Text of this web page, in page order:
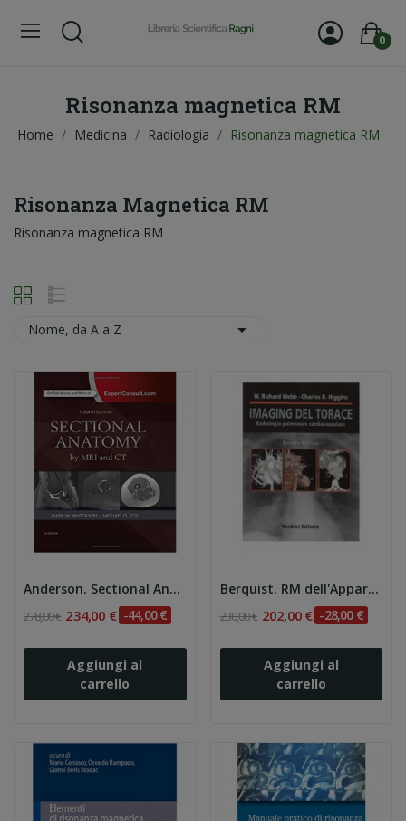
0
Risonanza magnetica RM
Home Medicina Radiologia Risonanza magnetica RM
Risonanza Magnetica RM
Risonanza magnetica RM
Nome, da A a Z 
Anderson. Sectional Anatomy by MRI and CT 4e
278,00 € 234,00 € -44,00 €
Aggiungi al
carrello
Berquist. RM dell'Apparato Muscolo-scheletrico
230,00 € 202,00 € -28,00 €
Aggiungi al
carrello